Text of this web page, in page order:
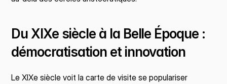
Du XIXe siècle à la Belle Époque :
démocratisation et innovation
Le XIXe siècle voit la carte de visite se populariser